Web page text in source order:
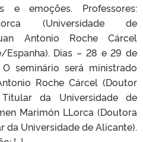
e emoções. Professores:
(Universidade de
Antonio Roche Cárcel
Dias – 28 e 29 de
seminário será ministrado
Roche Cárcel (Doutor
da Universidade de
Marimón LLorca (Doutora
da Universidade de Alicante).